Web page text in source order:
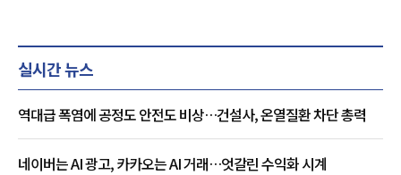
실시간 뉴스
역대급 폭염에 공정도 안전도 비상…건설사, 온열질환 차단 총력
네이버는 AI 광고, 카카오는 AI 거래…엇갈린 수익화 시계